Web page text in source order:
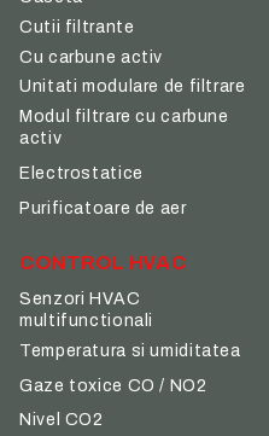
Cutii filtrante
Cu carbune activ
Unitati modulare de filtrare
Modul filtrare cu carbune
activ
Electrostatice
Purificatoare de aer
CONTROL HVAC
Senzori HVAC
multifunctionali
Temperatura si umiditatea
Gaze toxice CO / NO2
Nivel CO2